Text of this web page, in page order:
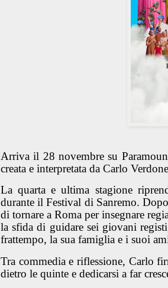
Arriva il 28 novembre su
creata e interpretata da Carlo
La quarta e ultima stagione
durante il Festival di Sanremo.
di tornare a Roma per insegnare
la sfida di guidare sei giovani
frattempo, la sua famiglia e i suoi
Tra commedia e riflessione, Carlo
dietro le quinte e dedicarsi a far